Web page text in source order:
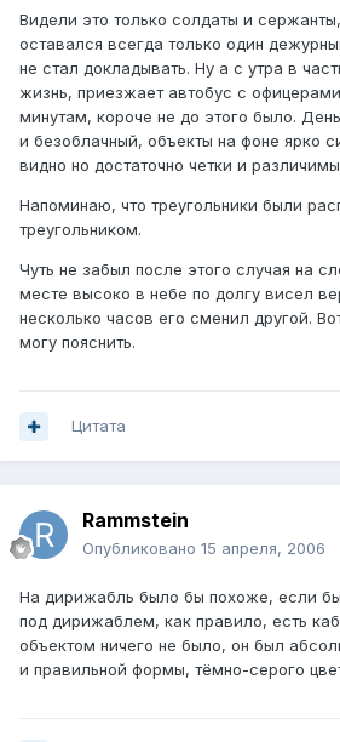
Видели это только солдаты и
оставался всегда только один
не стал докладывать. Ну а с утра в
жизнь, приезжает автобус с
минутам, короче не до этого было.
и безоблачный, объекты на фоне ярко
видно но достаточно четки и
Напоминаю, что треугольники были
треугольником.
Чуть не забыл после этого случая на
месте высоко в небе по долгу висел
несколько часов его сменил другой.
могу пояснить.
Цитата
Rammstein
Опубликовано 15 апреля, 2006
На дирижабль было бы похоже, если
под дирижаблем, как правило, есть
объектом ничего не было, он был
и правильной формы, тёмно-серого